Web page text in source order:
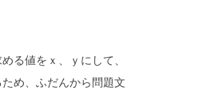
る値をｘ、ｙにして、
め、ふだんから問題文